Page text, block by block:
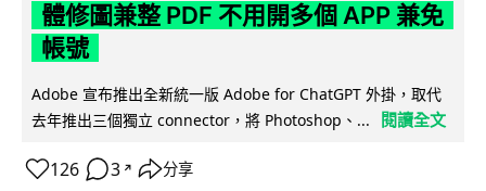
體修圖兼整 PDF 不用開多個 APP 兼免
帳號
Adobe 宣布推出全新統一版 Adobe for ChatGPT 外掛，取代
去年推出三個獨立 connector，將 Photoshop、...
閱讀全文
126 3 ↗ 分享